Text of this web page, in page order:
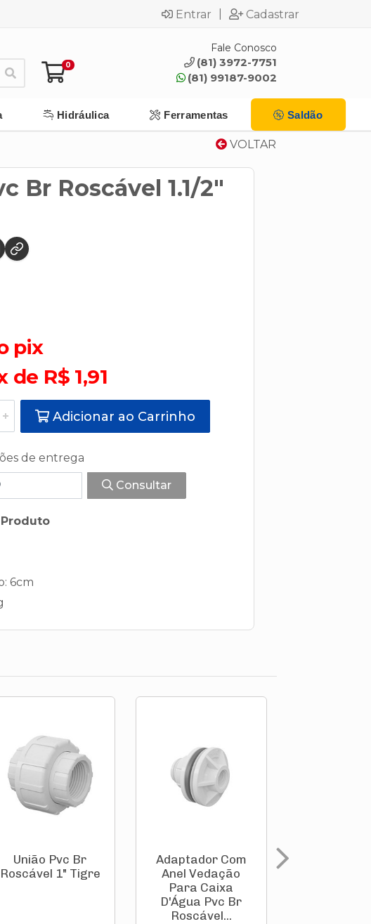
Entrar Cadastrar
0
Fale Conosco
(81) 3972-7751
(81) 99187-9002
Hidráulica Ferramentas Saldão
VOLTAR
Br Roscável 1.1/2"
pix
de R$ 1,91
Adicionar ao Carrinho
de entrega
Consultar
6cm
União Pvc Br
Roscável 1" Tigre
Adaptador Com
Anel Vedação
Para Caixa
D'Água Pvc Br
Roscável...